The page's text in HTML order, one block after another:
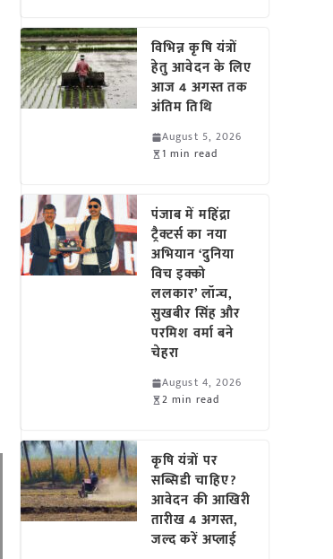
विभिन्न कृषि यंत्रों
हेतु आवेदन के लिए
आज 4 अगस्त तक
अंतिम तिथि
August 5, 2026
1 min read
पंजाब में महिंद्रा
ट्रैक्टर्स का नया
अभियान ‘दुनिया
विच इक्को
ललकार’ लॉन्च,
सुखबीर सिंह और
परमिश वर्मा बने
चेहरा
August 4, 2026
2 min read
कृषि यंत्रों पर
सब्सिडी चाहिए?
आवेदन की आखिरी
तारीख 4 अगस्त,
जल्द करें अप्लाई